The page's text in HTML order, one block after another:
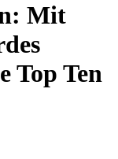
Mit
Top Ten